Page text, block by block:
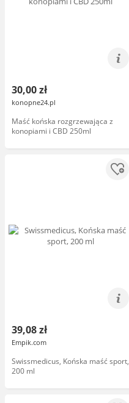
30,00 zł
konopne24.pl
Maść końska rozgrzewająca z
konopiami i CBD 250ml
39,08 zł
Empik.com
Swissmedicus, Końska maść sport,
200 ml